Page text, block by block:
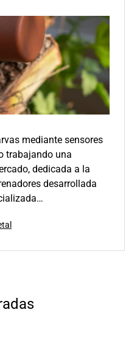
mediante sensores
trabajando una
dedicada a la
desarrollada